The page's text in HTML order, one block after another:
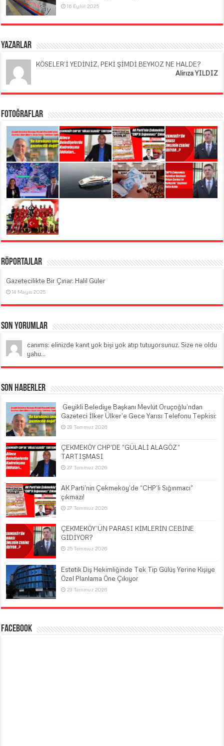
16 Eylül 2025
Yazarlar
KÖSELER’İ YEDİNİZ, PEKİ ŞİMDİ BEYKOZ NE HALDE?
Alirıza YILDIZ
Fotoğraflar
Röportajlar
Gazetecilikte Bir Çınar: Halil Güler
14 Mayıs 2025
Son Yorumlar
canıms: elinizde kanıt yok bişi yok atıp tutuyorsunuz. Size ne oldu
yahu...
Son Haberler
​ Geyikli Belediye Başkanı Mevlüt Oruçoğlu’ndan
Gazeteci İlker Ülker’e Gece Yarısı Telefonu Tepkisi:
28 Temmuz 2026
ÇEKMEKÖY CHP’DE “GÜLALİ ALAGÖZ”
TARTIŞMASI
27 Temmuz 2026
AK Parti’nin Çekmeköy’de “CHP’li Sığınmacı”
çıkmazı!
27 Temmuz 2026
ÇEKMEKÖY’ÜN PARASI KİMLERİN CEBİNE
GİDİYOR?
25 Temmuz 2026
Estetik Diş Hekimliğinde Tek Tip Gülüş Yerine Kişiye
Özel Planlama Öne Çıkıyor
23 Temmuz 2026
Facebook